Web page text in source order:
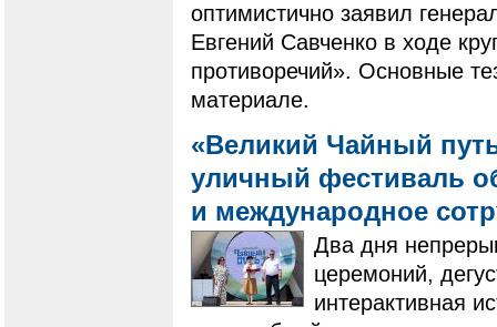
оптимистично заявил
Евгений Савченко в ходе
противоречий». Основные
материале.
«Великий Чайный
уличный фестиваль
и международное
Два дня
церемоний,
интерактивная